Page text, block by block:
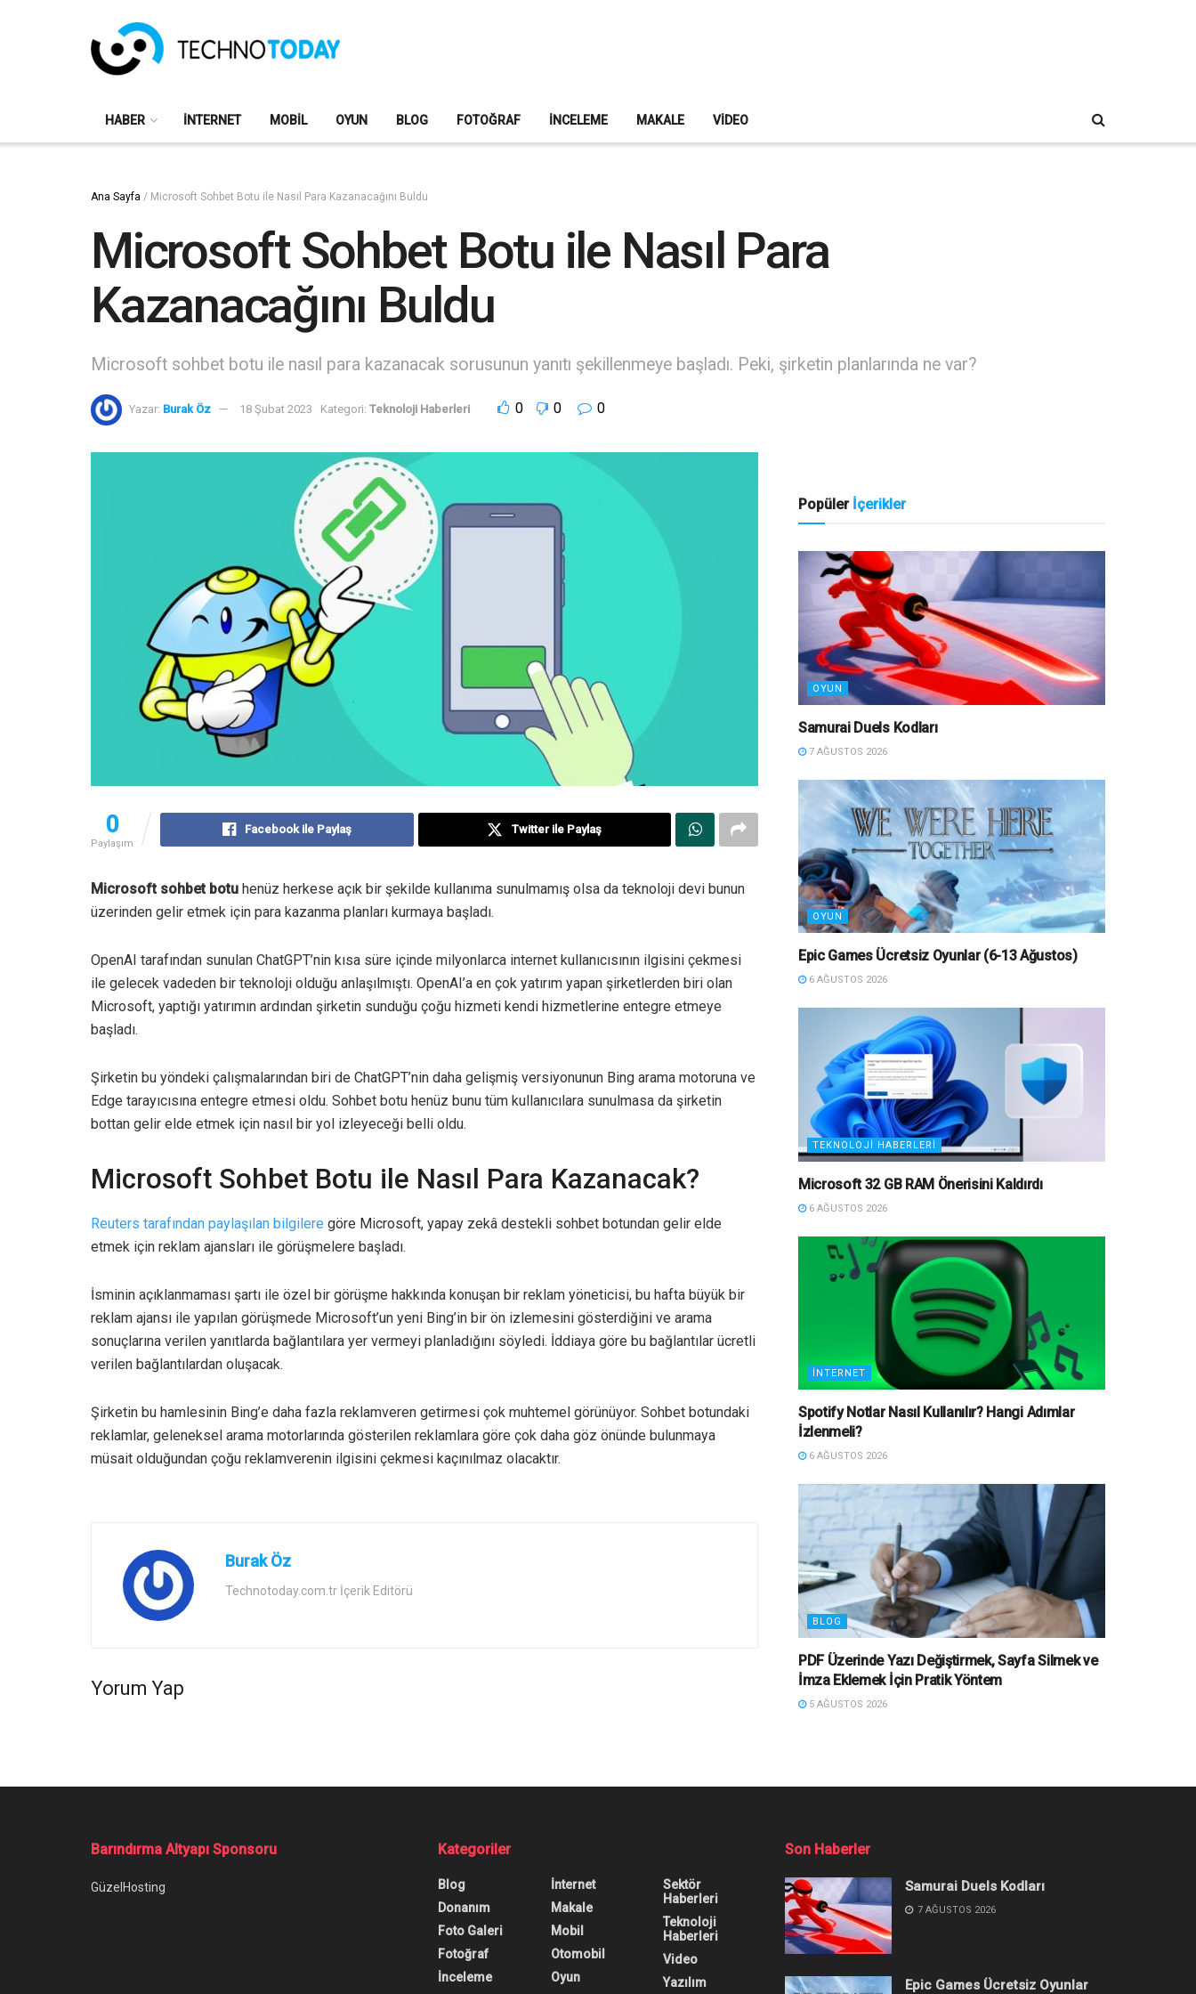
HABER İNTERNET MOBIL OYUN BLOG FOTOĞRAF İNCELEME MAKALE VIDEO
Ana Sayfa / Microsoft Sohbet Botu ile Nasıl Para Kazanacağını Buldu
Microsoft Sohbet Botu ile Nasıl Para
Kazanacağını Buldu
Microsoft sohbet botu ile nasıl para kazanacak sorusunun yanıtı şekillenmeye başladı. Peki, şirketin planlarında ne var?
Yazar: Burak Öz 18 Şubat 2023 Kategori: Teknoloji Haberleri 0 0 0
0
Paylaşım
Facebook ile Paylaş Twitter ile Paylaş
Microsoft sohbet botu henüz herkese açık bir şekilde kullanıma sunulmamış olsa da teknoloji devi bunun
üzerinden gelir etmek için para kazanma planları kurmaya başladı.
OpenAI tarafından sunulan ChatGPT’nin kısa süre içinde milyonlarca internet kullanıcısının ilgisini çekmesi
ile gelecek vadeden bir teknoloji olduğu anlaşılmıştı. OpenAI’a en çok yatırım yapan şirketlerden biri olan
Microsoft, yaptığı yatırımın ardından şirketin sunduğu çoğu hizmeti kendi hizmetlerine entegre etmeye
başladı.
Şirketin bu yöndeki çalışmalarından biri de ChatGPT’nin daha gelişmiş versiyonunun Bing arama motoruna ve
Edge tarayıcısına entegre etmesi oldu. Sohbet botu henüz bunu tüm kullanıcılara sunulmasa da şirketin
bottan gelir elde etmek için nasıl bir yol izleyeceği belli oldu.
Microsoft Sohbet Botu ile Nasıl Para Kazanacak?
Reuters tarafından paylaşılan bilgilere göre Microsoft, yapay zekâ destekli sohbet botundan gelir elde
etmek için reklam ajansları ile görüşmelere başladı.
İsminin açıklanmaması şartı ile özel bir görüşme hakkında konuşan bir reklam yöneticisi, bu hafta büyük bir
reklam ajansı ile yapılan görüşmede Microsoft’un yeni Bing’in bir ön izlemesini gösterdiğini ve arama
sonuçlarına verilen yanıtlarda bağlantılara yer vermeyi planladığını söyledi. İddiaya göre bu bağlantılar ücretli
verilen bağlantılardan oluşacak.
Şirketin bu hamlesinin Bing’e daha fazla reklamveren getirmesi çok muhtemel görünüyor. Sohbet botundaki
reklamlar, geleneksel arama motorlarında gösterilen reklamlara göre çok daha göz önünde bulunmaya
müsait olduğundan çoğu reklamverenin ilgisini çekmesi kaçınılmaz olacaktır.
Burak Öz
Technotoday.com.tr İçerik Editörü
Yorum Yap
Popüler İçerikler
OYUN
Samurai Duels Kodları
7 AĞUSTOS 2026
OYUN
Epic Games Ücretsiz Oyunlar (6-13 Ağustos)
6 AĞUSTOS 2026
TEKNOLOJI HABERLERI
Microsoft 32 GB RAM Önerisini Kaldırdı
6 AĞUSTOS 2026
İNTERNET
Spotify Notlar Nasıl Kullanılır? Hangi Adımlar
İzlenmeli?
6 AĞUSTOS 2026
BLOG
PDF Üzerinde Yazı Değiştirmek, Sayfa Silmek ve
İmza Eklemek İçin Pratik Yöntem
5 AĞUSTOS 2026
Ana Sayfa/Xiaomi Pad 6 Serisi Özellikleri
Xiaomi Pad 6 Serisi Özellikleri